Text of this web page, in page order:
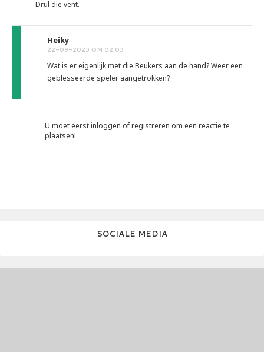
Drul die vent.
Heiky
22-09-2023 OM 02:03
Wat is er eigenlijk met die Beukers aan de hand? Weer een
geblesseerde speler aangetrokken?
U moet eerst inloggen of registreren om een reactie te
plaatsen!
SOCIALE MEDIA